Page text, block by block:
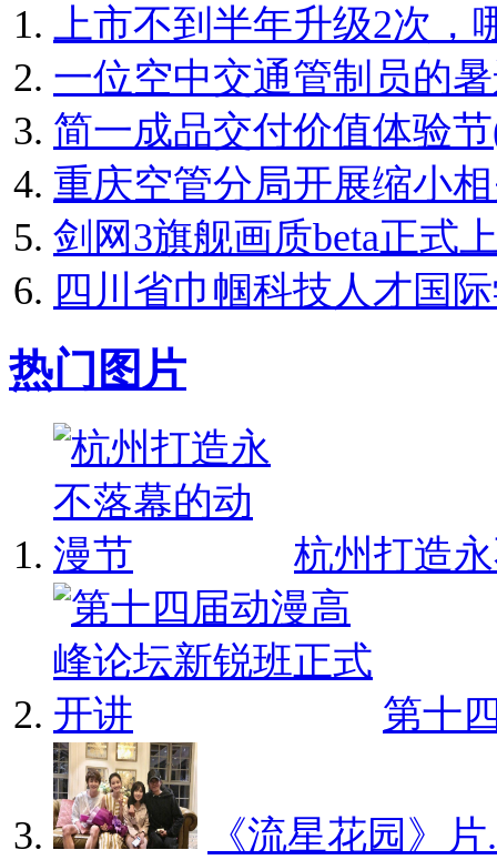
上市不到半年升级2次，
一位空中交通管制员的
简一成品交付价值体验
重庆空管分局开展缩小
剑网3旗舰画质beta正式
四川省巾帼科技人才国
热门图片
杭州打造
第十
《流星花园》片